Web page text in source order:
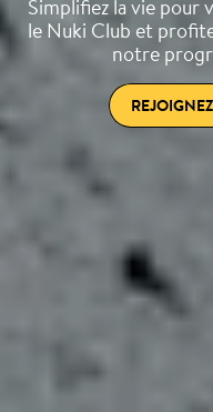
Simplifiez la vie pour
le Nuki Club et
notre